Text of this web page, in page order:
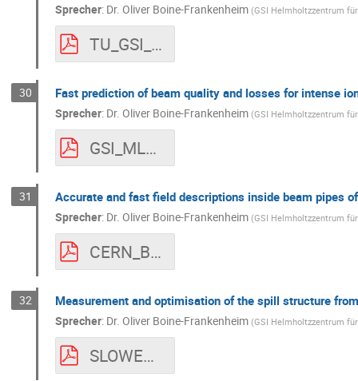
Sprecher: Dr. Oliver Boine-Frankenheim (GSI Helmholtzzentrum
TU_GSI_LIGHT.pdf
30 Fast prediction of beam quality and losses for intense
Sprecher: Dr. Oliver Boine-Frankenheim (GSI Helmholtzzentrum
GSI_ML_OBF.pdf
31 Accurate and fast field descriptions inside beam pipes
Sprecher: Dr. Oliver Boine-Frankenheim (GSI Helmholtzzentrum
CERN_BEAMDYNAMICS.pdf
32 Measurement and optimisation of the spill structure
Sprecher: Dr. Oliver Boine-Frankenheim (GSI Helmholtzzentrum
SLOWEXTRACTION_GSI.pdf